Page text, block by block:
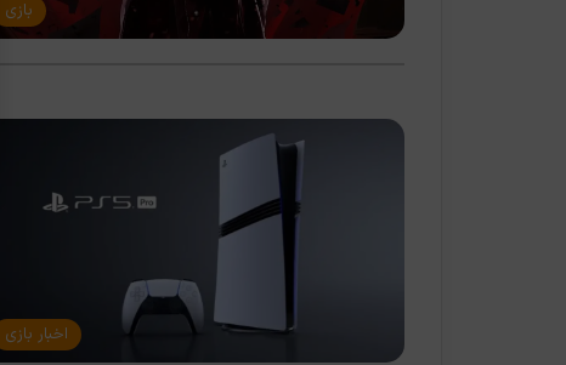
بازی
اخبار بازی